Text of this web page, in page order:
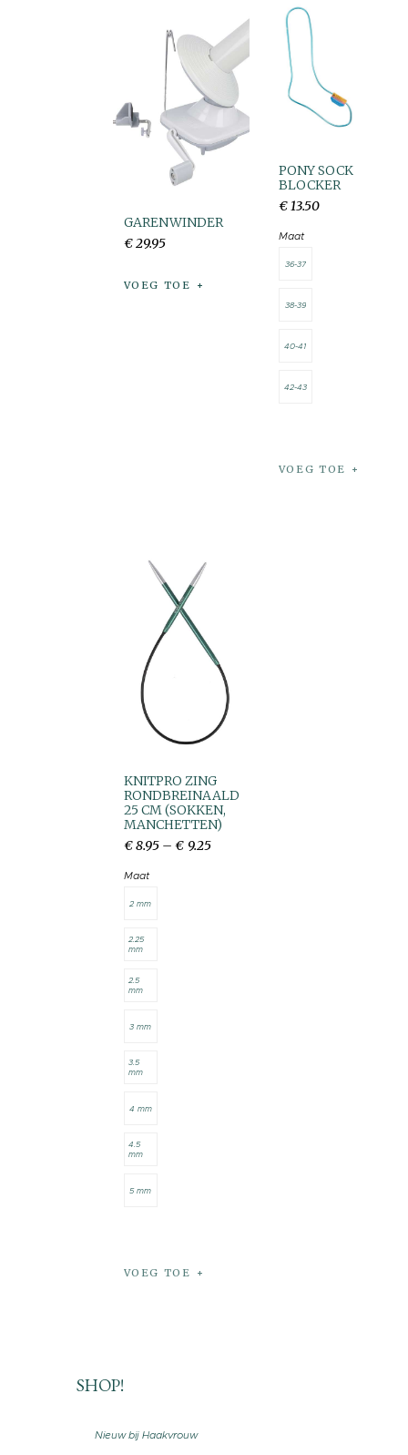
GARENWINDER
€ 29.95
VOEG TOE
PONY SOCK
BLOCKER
€ 13.50
Maat
36-37
38-39
40-41
42-43
VOEG TOE
KNITPRO ZING
RONDBREINAALD
25 CM (SOKKEN,
MANCHETTEN)
€ 8.95 –€ 9.25
Maat
2 mm
2.25
mm
2.5
mm
3 mm
3.5
mm
4 mm
4.5
mm
5 mm
VOEG TOE
SHOP!
Nieuw bij Haakvrouw